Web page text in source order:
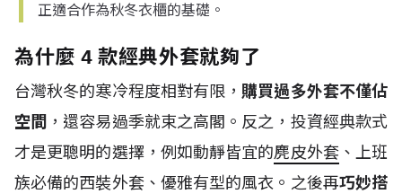
正適合作為秋冬衣櫃的基礎。
為什麼 4 款經典外套就夠了
台灣秋冬的寒冷程度相對有限， 購買過多外套不僅佔
空間 ，還容易過季就束之高閣。反之，投資經典款式
才是更聰明的選擇，例如動靜皆宜的麂皮外套、上班
族必備的西裝外套、優雅有型的風衣。之後再巧妙搭